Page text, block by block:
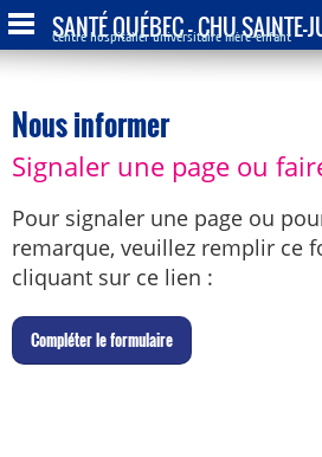
SANTÉ QUÉBEC - CHU SAINTE-
Centre hospitalier universitaire mère-enfant
Nous informer
Signaler une page ou
Pour signaler une page ou
remarque, veuillez remplir ce
cliquant sur ce lien :
Compléter le formulaire